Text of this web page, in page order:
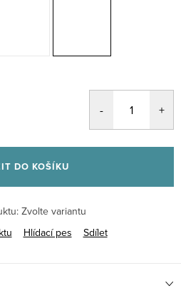
DO KOŠÍKU
Zvolte variantu
Hlídací pes Sdílet